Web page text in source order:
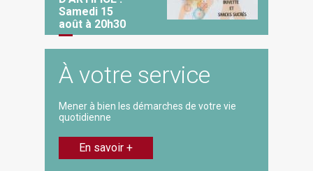
Samedi 15
août à 20h30
À votre service
Mener à bien les démarches de votre vie
quotidienne
En savoir +